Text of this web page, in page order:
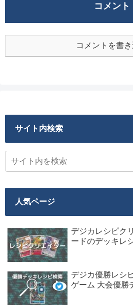
コメント
コメントを書
サイト内検索
人気ページ
デジカレシピク
ードのデッキレ
デジカ優勝レシ
ゲーム 大会優勝